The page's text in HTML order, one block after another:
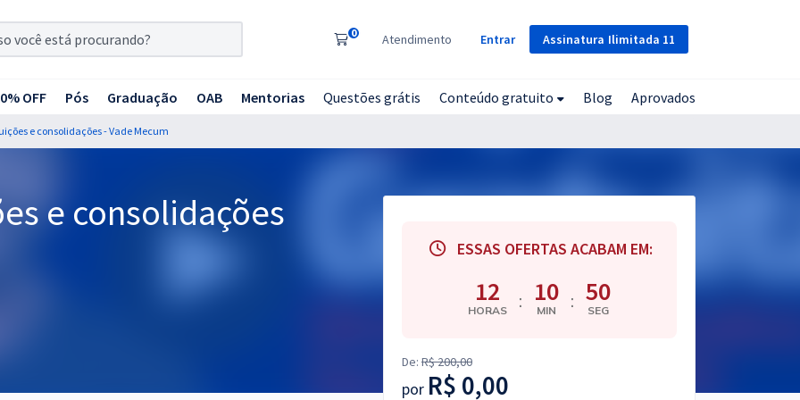
Assinatura Ilimitada 11
0 Atendimento Entrar
OFF Pós Graduação OAB Mentorias Questões grátis Conteúdo gratuito Blog Aprovados
e consolidações - Vade Mecum
e consolidações
ESSAS OFERTAS ACABAM EM:
12
HORAS : 10
MIN : 48
SEG
De: R$ 200,00
por R$ 0,00